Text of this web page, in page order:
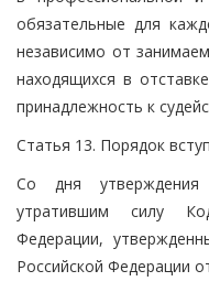
обязательные для
независимо от
находящихся в
принадлежность к
Статья 13. Порядок
Со дня утверждения
утратившим силу
Федерации,
Российской Федерации